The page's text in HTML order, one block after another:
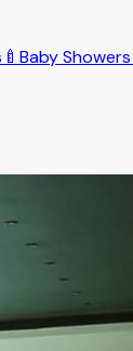
🍼 Baby Showers